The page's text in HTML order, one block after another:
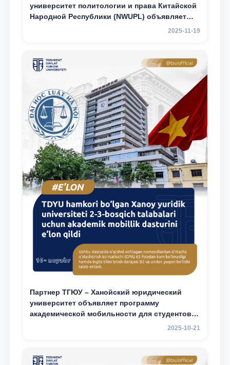
университет политологии и права Китайской
Народной Республики (NWUPL) объявляет
программу академической мобильности для
2025-11-19
Партнер ТГЮУ – Ханойский юридический
университет объявляет программу
академической мобильности для студентов
2025-10-21